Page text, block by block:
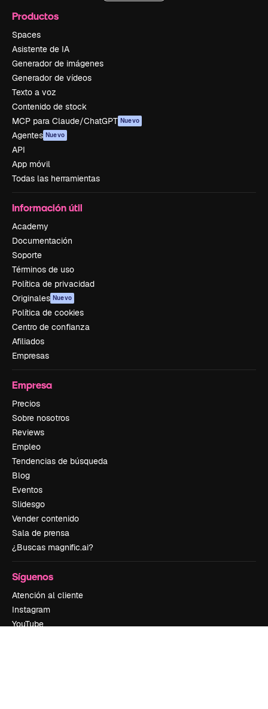
Productos
Spaces
Asistente de IA
Generador de imágenes
Generador de vídeos
Texto a voz
Contenido de stock
MCP para Claude/ChatGPT Nuevo
Agentes Nuevo
API
App móvil
Todas las herramientas
Información útil
Academy
Documentación
Soporte
Términos de uso
Política de privacidad
Originales Nuevo
Política de cookies
Centro de confianza
Afiliados
Empresas
Empresa
Precios
Sobre nosotros
Reviews
Empleo
Tendencias de búsqueda
Blog
Eventos
Slidesgo
Vender contenido
Sala de prensa
¿Buscas magnific.ai?
Síguenos
Atención al cliente
Instagram
YouTube